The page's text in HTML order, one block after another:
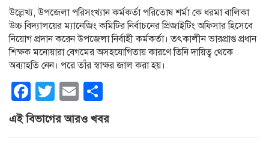
উল্লেখ্য, উপজেলা পরিসংখ্যান কর্মকর্তা পরিতোষ শর্মা কে ধরমা বালিকা
উচ্চ বিদ্যালয়ের ম্যানেজিং কমিটির নির্বাচনের প্রিজাইটিং অফিসার হিসেবে
নিয়োগ প্রদান করেন উপজেলা নির্বাহী কর্মকর্তা। তৎকালীন ভারপ্রাপ্ত প্রধান
শিক্ষক মনোয়ারা বেগমের অসহযোগিতায় কারণে তিনি দায়িত্ব থেকে
অব্যাহতি নেন। পরে তাঁর স্বাক্ষর জাল করা হয়।
Facebook
Twitter
Email
এই বিভাগের আরও খবর